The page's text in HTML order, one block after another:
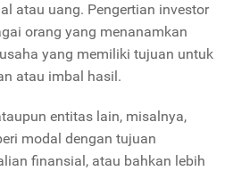
atau uang. Pengertian investor
orang yang menanamkan
yang memiliki tujuan untuk
atau imbal hasil.
entitas lain, misalnya,
modal dengan tujuan
finansial, atau bahkan lebih